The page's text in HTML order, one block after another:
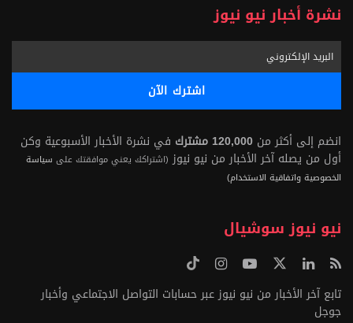
نشرة أخبار نيو نيوز
انضم إلى أكثر من 120,000 مشترك
في نشرة الأخبار الأسبوعية وكن
أول من يصله آخر الأخبار من نيو نيوز (اشتراكك يعني موافقتك على سياسة
الخصوصية واتفاقية الاستخدام)
نيو نيوز سوشيال
تابع آخر الأخبار من نيو نيوز عبر حسابات التواصل الاجتماعي وأخبار
جوجل